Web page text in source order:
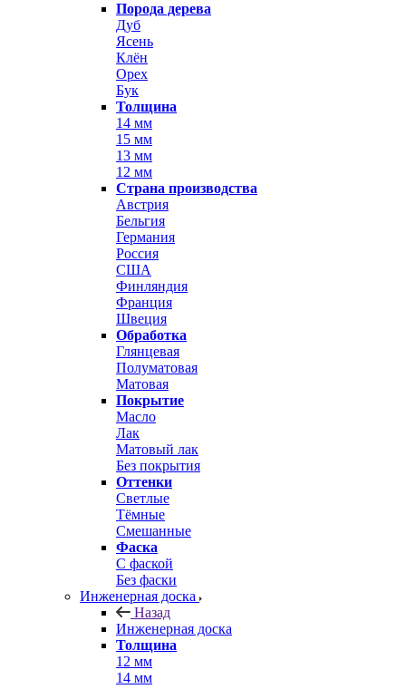
Порода дерева
Дуб
Ясень
Клён
Орех
Бук
Толщина
14 мм
15 мм
13 мм
12 мм
Страна производства
Австрия
Бельгия
Германия
Россия
США
Финляндия
Франция
Швеция
Обработка
Глянцевая
Полуматовая
Матовая
Покрытие
Масло
Лак
Матовый лак
Без покрытия
Оттенки
Светлые
Тёмные
Смешанные
Фаска
С фаской
Без фаски
Инженерная доска
Назад
Инженерная доска
Толщина
12 мм
14 мм